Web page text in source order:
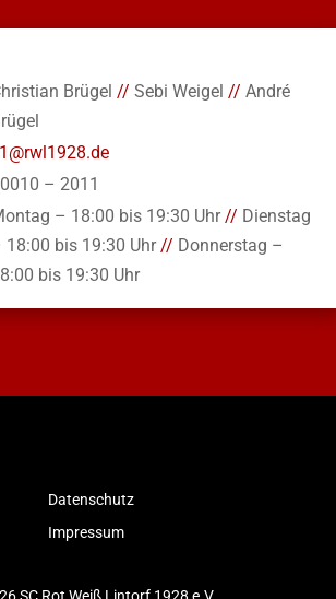
Brügel // Sebi Weigel // André
– 2011
– 18:00 bis 19:30 Uhr // Dienstag
18:00 bis 19:30 Uhr // Donnerstag –
bis 19:30 Uhr
Datenschutz
Impressum
SC Rot Weiß Lintorf 1928 e.V.